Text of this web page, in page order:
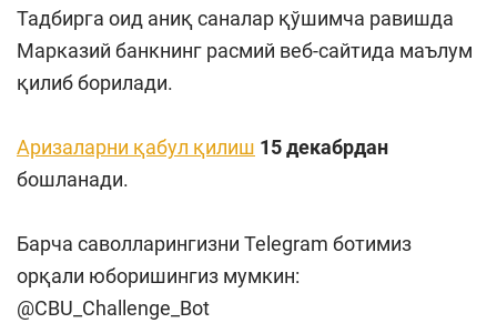
Тадбирга оид аниқ саналар қўшимча равишда
Марказий банкнинг расмий веб-сайтида маълум
қилиб борилади.
Аризаларни қабул қилиш 15 декабрдан
бошланади.
Барча саволларингизни Telegram ботимиз
орқали юборишингиз мумкин:
@CBU_Challenge_Bot